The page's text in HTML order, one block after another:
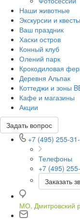
Наши животные
Экскурсии и квесты
Ваш праздник
Хаски остров
Конный клуб
Олений парк
Крокодиловая
Деревня Альпак
Коттеджи и зоны
Кафе и магазины
Акции
Задать вопрос
+7 (495) 255-
Телефоны
+7 (495)
Заказать
МО, Дмитровский